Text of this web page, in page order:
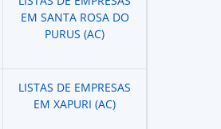
EM SANTA ROSA DO
PURUS (AC)
LISTAS DE EMPRESAS
EM XAPURI (AC)